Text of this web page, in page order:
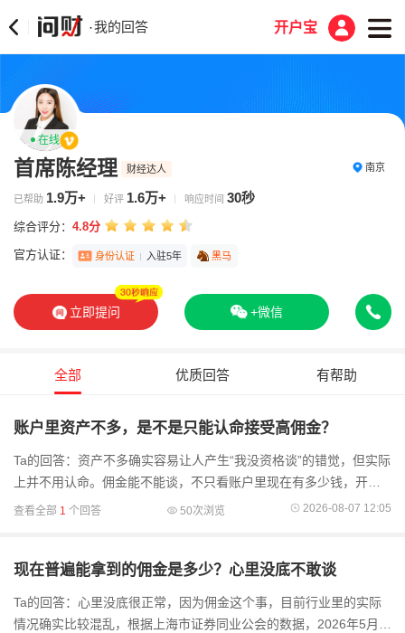
·我的回答 开户宝
在线
首席陈经理 财经达人 南京
已帮助 1.9万+ 好评 1.6万+ 响应时间 30秒
综合评分： 4.8分
官方认证： 身份认证 入驻5年 黑马
立即提问 +微信
全部 优质回答 有帮助
账户里资产不多，是不是只能认命接受高佣金？
Ta的回答：资产不多确实容易让人产生“我没资格谈”的错觉，但实际
上并不用认命。佣金能不能谈，不只看账户里现在有多少钱，开户
渠道、对接的客户经理权限、甚至你开口问的方式都会有影响。有
查看全部 1 个回答 50次浏览 2026-08-07 12:05
现在普遍能拿到的佣金是多少？心里没底不敢谈
Ta的回答：心里没底很正常，因为佣金这个事，目前行业里的实际
情况确实比较混乱，根据上海市证券同业公会的数据，2026年5月上